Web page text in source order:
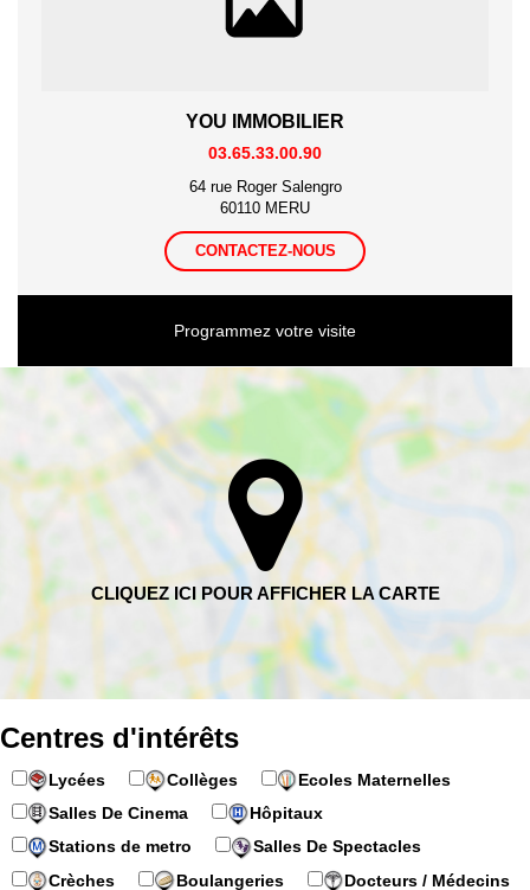
YOU IMMOBILIER
03.65.33.00.90
64 rue Roger Salengro
60110 MERU
CONTACTEZ-NOUS
Programmez votre visite
Centres d'intérêts
Lycées Collèges
Ecoles Maternelles
Salles De Cinema
Hôpitaux
Stations de metro
Salles De Spectacles
Crèches
Boulangeries Docteurs / Médecins